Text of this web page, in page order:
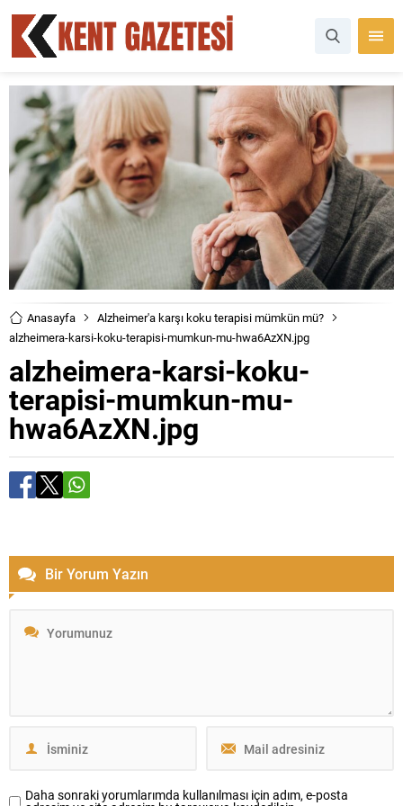
Anasayfa
Alzheimer'a karşı koku terapisi mümkün mü?
alzheimera-karsi-koku-terapisi-mumkun-mu-hwa6AzXN.jpg
alzheimera-karsi-koku-
terapisi-mumkun-mu-
hwa6AzXN.jpg
Bir Yorum Yazın
Daha sonraki yorumlarımda kullanılması için adım, e-posta